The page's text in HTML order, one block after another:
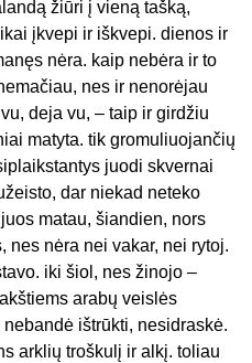
žiūri į vieną tašką,
įkvepi ir iškvepi. dienos ir
nėra. kaip nebėra ir to
nes ir nenorėjau
deja vu, – taip ir girdžiu
matyta. tik gromuliuojančių
juodi skvernai
dar niekad neteko
matau, šiandien, nors
nes nėra nei vakar, nei rytoj.
iki šiol, nes žinojo –
arabų veislės
ištrūkti, nesidraskė.
arklių troškulį ir alkį. toliau